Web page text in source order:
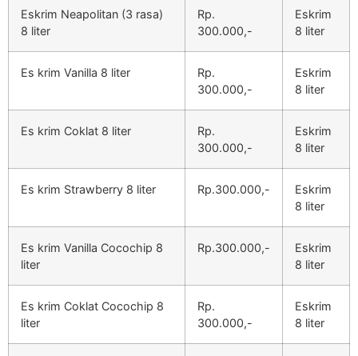
Eskrim Neapolitan (3 rasa)
8 liter
Rp.
300.000,-
Eskrim
8 liter
Es krim Vanilla 8 liter
Rp.
300.000,-
Eskrim
8 liter
Es krim Coklat 8 liter
Rp.
300.000,-
Eskrim
8 liter
Es krim Strawberry 8 liter Rp.300.000,-
Eskrim
8 liter
Es krim Vanilla Cocochip 8
liter
Rp.300.000,-
Eskrim
8 liter
Es krim Coklat Cocochip 8
liter
Rp.
300.000,-
Eskrim
8 liter